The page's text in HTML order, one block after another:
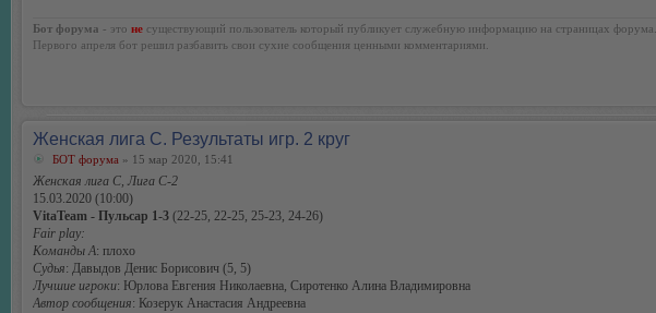
Бот форума - это не существующий пользователь который публикует служебную информацию на страницах форума.
Первого апреля бот решил разбавить свои сухие сообщения ценными комментариями.
Женская лига С. Результаты игр. 2 круг
БОТ форума » 15 мар 2020, 15:41
Женская лига С, Лига С-2
15.03.2020 (10:00)
VitaTeam - Пульсар 1-3 (22-25, 22-25, 25-23, 24-26)
Fair play:
Команды А: плохо
Судья: Давыдов Денис Борисович (5, 5)
Лучшие игроки: Юрлова Евгения Николаевна, Сиротенко Алина Владимировна
Автор сообщения: Козерук Анастасия Андреевна